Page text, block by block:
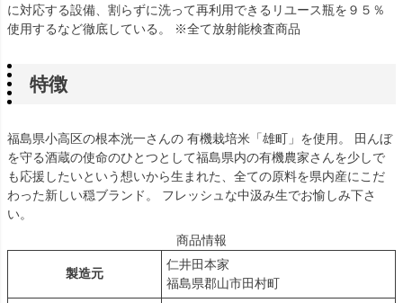
に対応する設備、割らずに洗って再利用できるリユース瓶を９５％
使用するなど徹底している。 ※全て放射能検査商品
特徴
福島県小高区の根本洸一さんの 有機栽培米「雄町」を使用。 田んぼ
を守る酒蔵の使命のひとつとして福島県内の有機農家さんを少しで
も応援したいという想いから生まれた、全ての原料を県内産にこだ
わった新しい穏ブランド。 フレッシュな中汲み生でお愉しみ下さ
い。
商品情報
製造元
仁井田本家
福島県郡山市田村町